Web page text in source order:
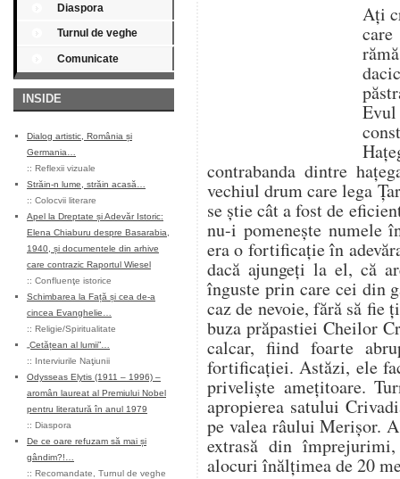
Diaspora
Turnul de veghe
Comunicate
INSIDE
Dialog artistic, România și
Germania…
:: Reflexii vizuale
Străin-n lume, străin acasă…
:: Colocvii literare
Apel la Dreptate și Adevăr Istoric:
Elena Chiaburu despre Basarabia,
1940, și documentele din arhive
care contrazic Raportul Wiesel
:: Confluenţe istorice
Schimbarea la Față și cea de-a
cincea Evanghelie…
:: Religie/Spiritualitate
„Cetățean al lumii”…
:: Interviurile Naţiunii
Odysseas Elytis (1911 – 1996) –
aromân laureat al Premiului Nobel
pentru literatură în anul 1979
:: Diaspora
De ce oare refuzam să mai și
gândim?!…
:: Recomandate Turnul de veghe
Aţi
Evul
contrabanda dintre
vechiul drum care lega
se ştie cât a fost de
nu-i pomeneşte numele
era o fortificaţie în
dacă ajungeți la el, că
înguste prin care cei din
caz de nevoie, fără să
buza prăpastiei Cheilor
calcar, fiind foarte
fortificaţiei. Astăzi, ele
privelişte ameţitoare.
apropierea satului
pe valea râului Merişor.
extrasă din
alocuri înălţimea de 20